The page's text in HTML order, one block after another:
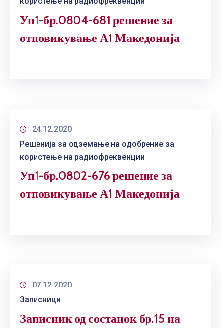
Уп1-бр.0804-681 решение за
отповикување А1 Македонија
24.12.2020
Решенија за одземање на одобрение за
користење на радиофреквенции
Уп1-бр.0802-676 решение за
отповикување А1 Македонија
07.12.2020
Записници
Записник од состанок бр.15 на